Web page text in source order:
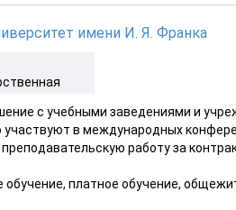
имени И. Я. Франка
с учебными заведениями и
в международных
работу за
обучение, платное обучение,